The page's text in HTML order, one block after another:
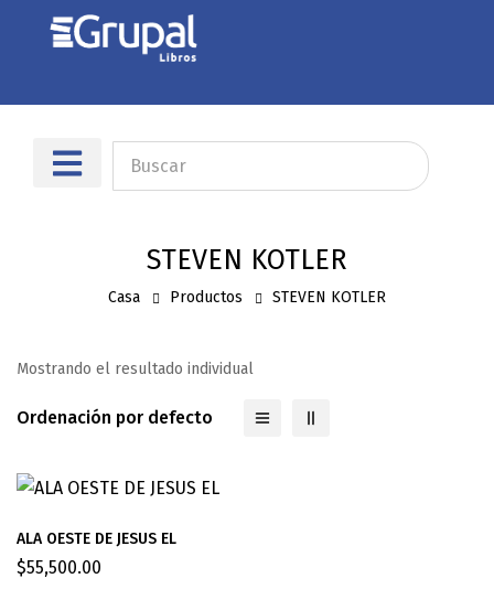
STEVEN KOTLER
Casa Productos STEVEN KOTLER
Mostrando el resultado individual
Ordenación por defecto
ALA OESTE DE JESUS EL
$55,500.00